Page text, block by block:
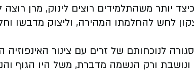
יותר משהתלמידים רוצים לינוק, מרן רוצה
לחש להחלמתו המהירה, וליצוק מדבשו
לנוכחותם של זרים עם צינור האינפוזיה
ונושבת ורק הנשמה מדברת, משל היו הגוף